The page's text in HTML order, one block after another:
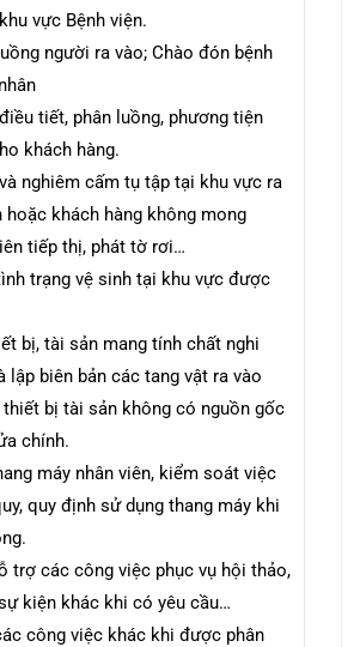
vực Bệnh viện.
người ra vào; Chào đón bệnh
tiết, phân luồng, phương tiện
khách hàng.
nghiêm cấm tụ tập tại khu vực ra
hoặc khách hàng không mong
tiếp thị, phát tờ rơi…
trạng vệ sinh tại khu vực được
bị, tài sản mang tính chất nghi
lập biên bản các tang vật ra vào
bị tài sản không có nguồn gốc
chính.
máy nhân viên, kiểm soát việc
quy định sử dụng thang máy khi
trợ các công việc phục vụ hội thảo,
kiện khác khi có yêu cầu…
công việc khác khi được phân